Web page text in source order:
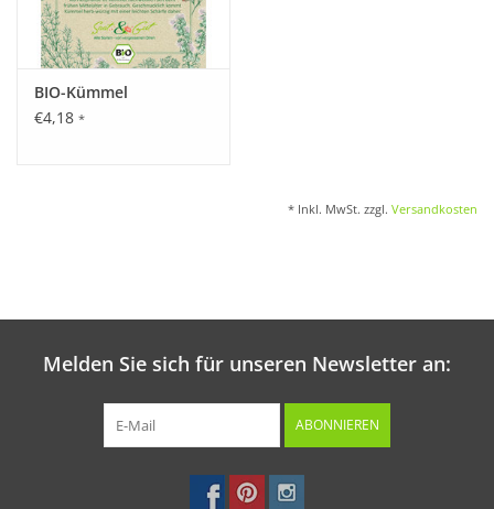
BIO-Kümmel
€4,18 *
* Inkl. MwSt. zzgl. Versandkosten
Melden Sie sich für unseren Newsletter an:
ABONNIEREN